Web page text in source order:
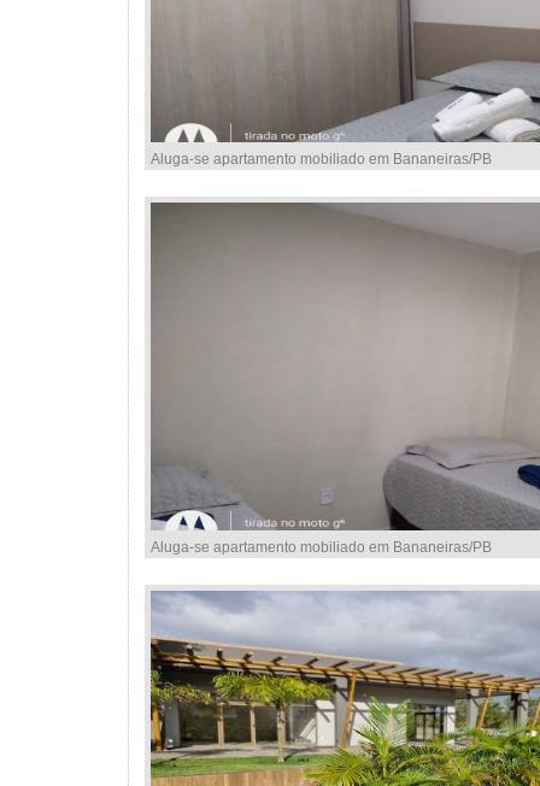
Aluga-se apartamento mobiliado em Bananeiras/PB
Aluga-se apartamento mobiliado em Bananeiras/PB